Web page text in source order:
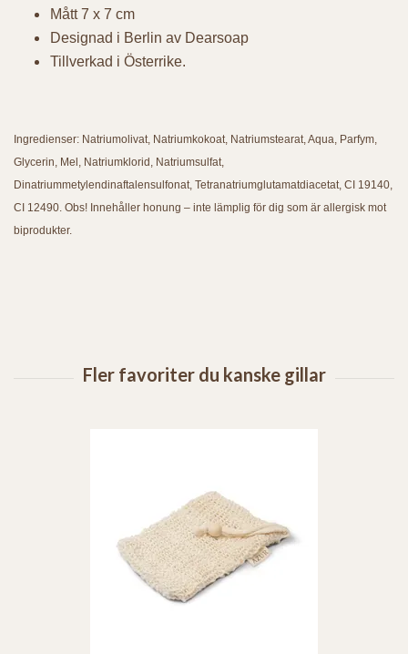
Mått 7 x 7 cm
Designad i Berlin av Dearsoap
Tillverkad i Österrike.
Ingredienser: Natriumolivat, Natriumkokoat, Natriumstearat, Aqua, Parfym,
Glycerin, Mel, Natriumklorid, Natriumsulfat,
Dinatriummetylendinaftalensulfonat, Tetranatriumglutamatdiacetat, CI 19140,
CI 12490. Obs! Innehåller honung – inte lämplig för dig som är allergisk mot
biprodukter.